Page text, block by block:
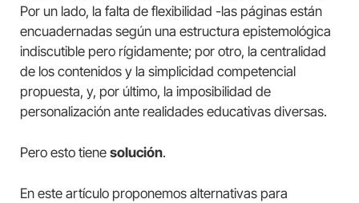
Por un lado, la falta de flexibilidad -las páginas están
encuadernadas según una estructura epistemológica
indiscutible pero rígidamente; por otro, la centralidad
de los contenidos y la simplicidad competencial
propuesta, y, por último, la imposibilidad de
personalización ante realidades educativas diversas.
Pero esto tiene solución.
En este artículo proponemos alternativas para